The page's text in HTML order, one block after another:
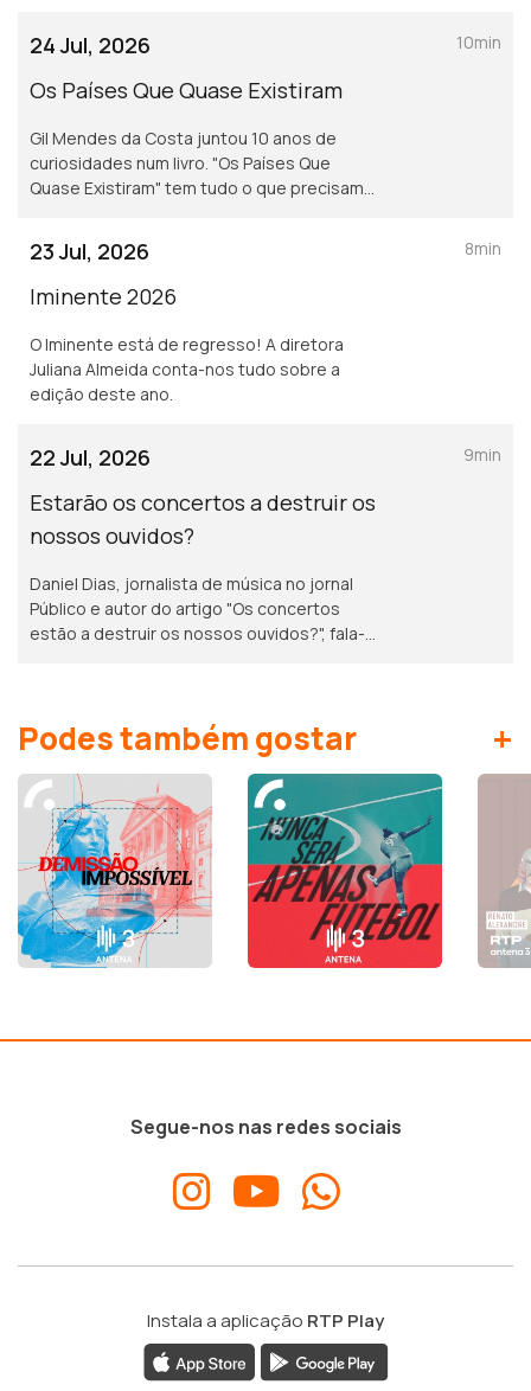
24 Jul, 2026
Os Países Que Quase Existiram
Gil Mendes da Costa juntou 10 anos de
curiosidades num livro. "Os Países Que
Quase Existiram" tem tudo o que precisam
@General.Knowledge no Youtube :)
10min
23 Jul, 2026
Iminente 2026
O Iminente está de regresso! A diretora
Juliana Almeida conta-nos tudo sobre a
edição deste ano.
8min
22 Jul, 2026
Estarão os concertos a destruir os
nossos ouvidos?
Daniel Dias, jornalista de música no jornal
Público e autor do artigo "Os concertos
estão a destruir os nossos ouvidos?", fala-
9min
Podes também gostar +
Segue-nos nas redes sociais
Instala a aplicação RTP Play